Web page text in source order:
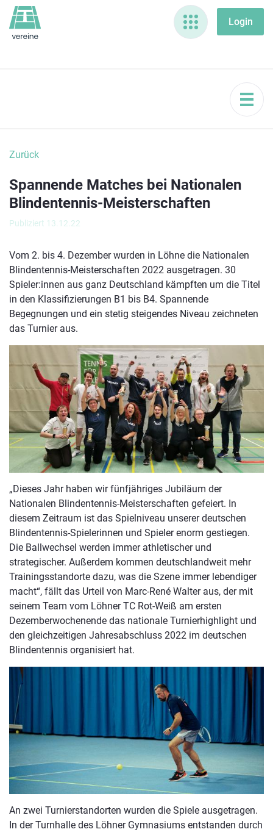
Zurück
Spannende Matches bei Nationalen
Blindentennis-Meisterschaften
Publiziert 13.12.22
Vom 2. bis 4. Dezember wurden in Löhne die Nationalen
Blindentennis-Meisterschaften 2022 ausgetragen. 30
Spieler:innen aus ganz Deutschland kämpften um die Titel
in den Klassifizierungen B1 bis B4. Spannende
Begegnungen und ein stetig steigendes Niveau zeichneten
das Turnier aus.
„Dieses Jahr haben wir fünfjähriges Jubiläum der
Nationalen Blindentennis-Meisterschaften gefeiert. In
diesem Zeitraum ist das Spielniveau unserer deutschen
Blindentennis-Spielerinnen und Spieler enorm gestiegen.
Die Ballwechsel werden immer athletischer und
strategischer. Außerdem kommen deutschlandweit mehr
Trainingsstandorte dazu, was die Szene immer lebendiger
macht“, fällt das Urteil von Marc-René Walter aus, der mit
seinem Team vom Löhner TC Rot-Weiß am ersten
Dezemberwochenende das nationale Turnierhighlight und
den gleichzeitigen Jahresabschluss 2022 im deutschen
Blindentennis organisiert hat.
An zwei Turnierstandorten wurden die Spiele ausgetragen.
In der Turnhalle des Löhner Gymnasiums entstanden durch